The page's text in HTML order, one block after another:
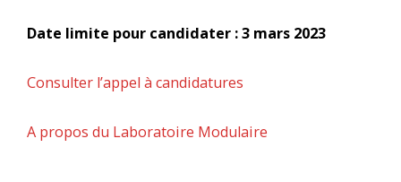
Date limite pour candidater : 3 mars 2023
Consulter l’appel à candidatures
A propos du Laboratoire Modulaire